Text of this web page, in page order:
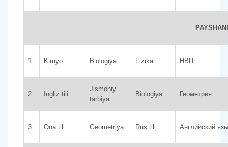
1 Kimyo Biologiya Fizika НВП
2 Ingliz tili
Jismoniy
tarbiya
Biologiya Геометрия
3 Ona tili Geometriya Rus tili Английский